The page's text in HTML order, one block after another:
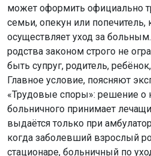
может оформить официально
семьи, опекун или
осуществляет уход за
родства законом строго не
быть супруг, родитель,
Главное условие, поясняют
«Трудовые споры»: решение о
больничного принимает
выдаётся только при
когда заболевший взрослый
стационаре, больничный по